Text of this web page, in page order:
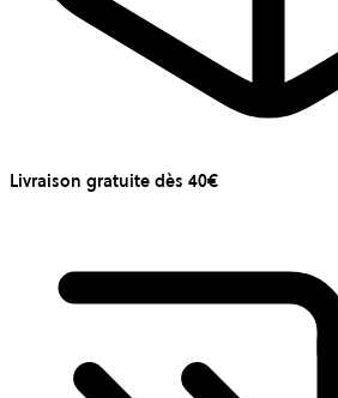
Livraison gratuite dès 40€